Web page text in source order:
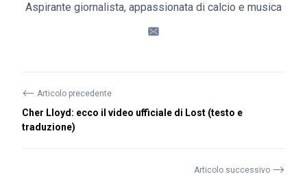
Aspirante giornalista, appassionata di calcio e musica
⟵ Articolo precedente
Cher Lloyd: ecco il video ufficiale di Lost (testo e
traduzione)
Articolo successivo ⟶